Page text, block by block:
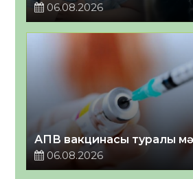
06.08.2026
АПВ вакцинасы туралы
06.08.2026